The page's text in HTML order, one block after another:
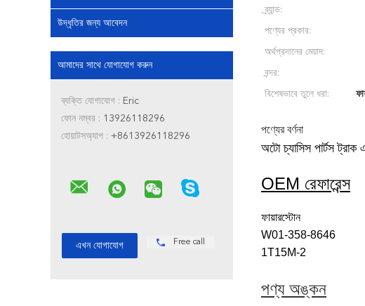
উদ্ধৃতির জন্য আবেদন
আমাদের সাথে যোগাযোগ করুন
ব্যক্তি যোগাযোগ : Eric
ফোন নম্বর : 13926118296
হোয়াটসঅ্যাপ : +8613926118296
Free call
ব্র্যান্ড:
পণ্যের প্রকার:
অর্থপ্রদানের মেয়াদ:
বন্দর:
বিশেষভাবে তুলে ধরা:
পণ্যের বর্ণনা
অটো চ্যাসিস পার্টস
OEM রেফারেন্স
ফায়ারস্টোন
W01-358-8646
1T15M-2
পণ্য অঙ্কন